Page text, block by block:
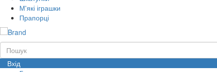
М'які іграшки
Прапорці
Вхід